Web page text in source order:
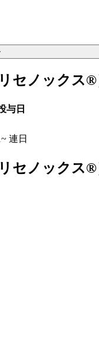
セノックス
与日
連日
セノックス